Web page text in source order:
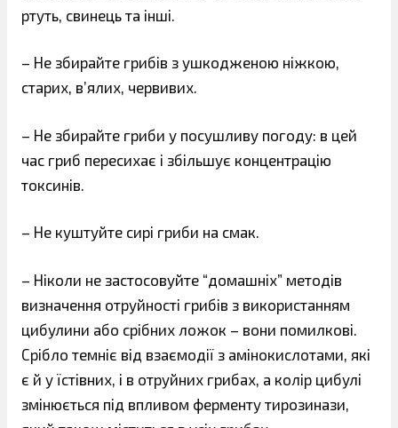
ртуть, свинець та інші.
– Не збирайте грибів з ушкодженою ніжкою,
старих, в’ялих, червивих.
– Не збирайте гриби у посушливу погоду: в цей
час гриб пересихає і збільшує концентрацію
токсинів.
– Не куштуйте сирі гриби на смак.
– Ніколи не застосовуйте “домашніх” методів
визначення отруйності грибів з використанням
цибулини або срібних ложок – вони помилкові.
Срібло темніє від взаємодії з амінокислотами, які
є й у їстівних, і в отруйних грибах, а колір цибулі
змінюється під впливом ферменту тирозинази,